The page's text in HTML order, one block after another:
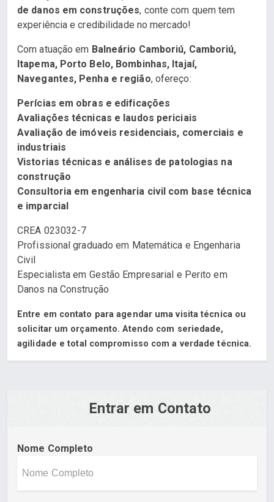
de danos em construções, conte com quem tem
experiência e credibilidade no mercado!
Com atuação em Balneário Camboriú, Camboriú,
Itapema, Porto Belo, Bombinhas, Itajaí,
Navegantes, Penha e região, ofereço:
Perícias em obras e edificações
Avaliações técnicas e laudos periciais
Avaliação de imóveis residenciais, comerciais e
industriais
Vistorias técnicas e análises de patologias na
construção
Consultoria em engenharia civil com base técnica
e imparcial
CREA 023032-7
Profissional graduado em Matemática e Engenharia
Civil
Especialista em Gestão Empresarial e Perito em
Danos na Construção
Entre em contato para agendar uma visita técnica ou
solicitar um orçamento. Atendo com seriedade,
agilidade e total compromisso com a verdade técnica.
Entrar em Contato
Nome Completo